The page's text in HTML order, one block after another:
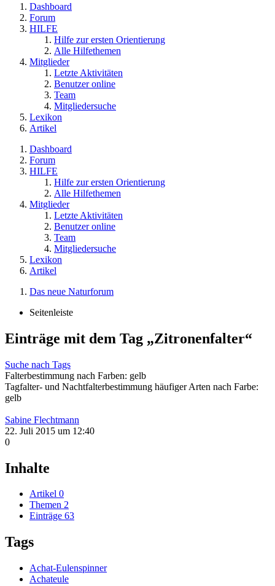
Dashboard
Forum
HILFE
Hilfe zur ersten Orientierung
Alle Hilfethemen
Mitglieder
Letzte Aktivitäten
Benutzer online
Team
Mitgliedersuche
Lexikon
Artikel
Dashboard
Forum
HILFE
Hilfe zur ersten Orientierung
Alle Hilfethemen
Mitglieder
Letzte Aktivitäten
Benutzer online
Team
Mitgliedersuche
Lexikon
Artikel
Das neue Naturforum
Seitenleiste
Einträge mit dem Tag „Zitronenfalter“
Suche nach Tags
Falterbestimmung nach Farben: gelb
Tagfalter- und Nachtfalterbestimmung häufiger Arten nach Farbe:
gelb
Sabine Flechtmann
22. Juli 2015 um 12:40
0
Inhalte
Artikel 0
Themen 2
Einträge 63
Tags
Achat-Eulenspinner
Achateule